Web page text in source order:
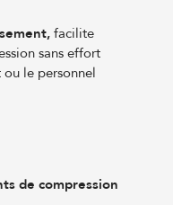
facilite
sans effort
le personnel
de compression